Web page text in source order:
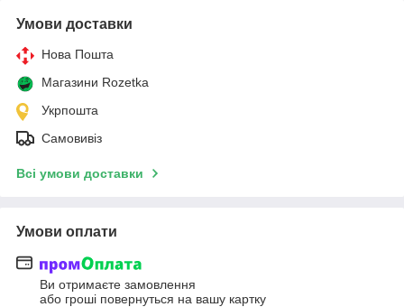
Умови доставки
Нова Пошта
Магазини Rozetka
Укрпошта
Самовивіз
Всі умови доставки
Умови оплати
Ви отримаєте замовлення
або гроші повернуться на вашу картку